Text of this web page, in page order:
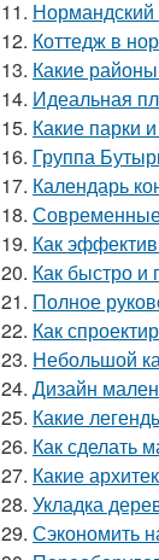
11. Нормандский
12. Коттедж в
13. Какие
14. Идеальная
15. Какие парки
16. Группа
17. Календарь
18.
19. Как
20. Как быстро и
21. Полное
22. Как
23. Небольшой
24. Дизайн
25. Какие
26. Как сделать
27. Какие
28. Укладка
29. Сэкономить